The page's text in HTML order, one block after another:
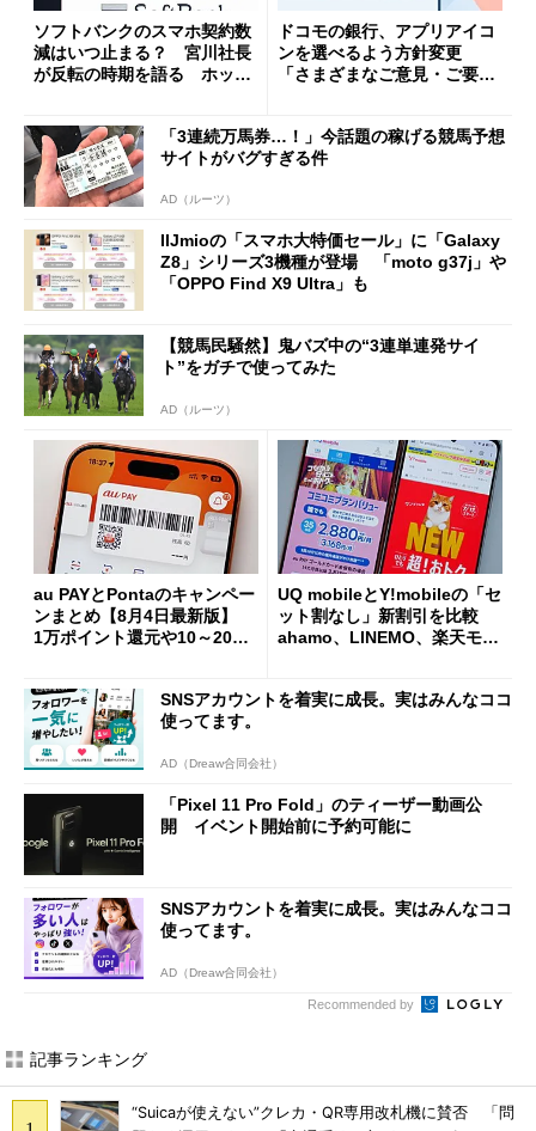
ソフトバンクのスマホ契約数
減はいつ止まる？ 宮川社長
が反転の時期を語る ホッピ
ドコモの銀行、アプリアイコ
ンを選べるよう方針変更
「さまざまなご意見・ご要望
「3連続万馬券…！」今話題の稼げる競馬予想
サイトがバグすぎる件
AD（ルーツ）
IIJmioの「スマホ大特価セール」に「Galaxy
Z8」シリーズ3機種が登場 「moto g37j」や
「OPPO Find X9 Ultra」も
【競馬民騒然】鬼バズ中の“3連単連発サイ
ト”をガチで使ってみた
AD（ルーツ）
au PAYとPontaのキャンペー
ンまとめ【8月4日最新版】
1万ポイント還元や10～20％
UQ mobileとY!mobileの「セ
ット割なし」新割引を比較
ahamo、LINEMO、楽天モバ
SNSアカウントを着実に成長。実はみんなココ
使ってます。
AD（Dreaw合同会社）
「Pixel 11 Pro Fold」のティーザー動画公
開 イベント開始前に予約可能に
SNSアカウントを着実に成長。実はみんなココ
使ってます。
AD（Dreaw合同会社）
Recommended by
記事ランキング
“Suicaが使えない”クレカ・QR専用改札機に賛否 「問